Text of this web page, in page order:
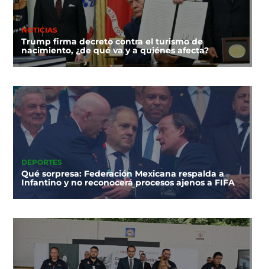
NOTICIAS
Trump firma decreto contra el turismo de
nacimiento, ¿de qué va y a quiénes afecta?
DEPORTES
Qué sorpresa: Federación Mexicana respalda a
Infantino y no reconocerá procesos ajenos a FIFA